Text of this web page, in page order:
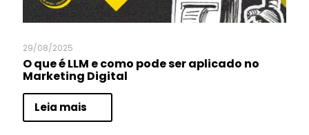
29/08/2025
O que é LLM e como pode ser aplicado no
Marketing Digital
Leia mais